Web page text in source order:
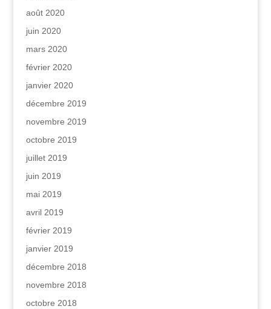
août 2020
juin 2020
mars 2020
février 2020
janvier 2020
décembre 2019
novembre 2019
octobre 2019
juillet 2019
juin 2019
mai 2019
avril 2019
février 2019
janvier 2019
décembre 2018
novembre 2018
octobre 2018